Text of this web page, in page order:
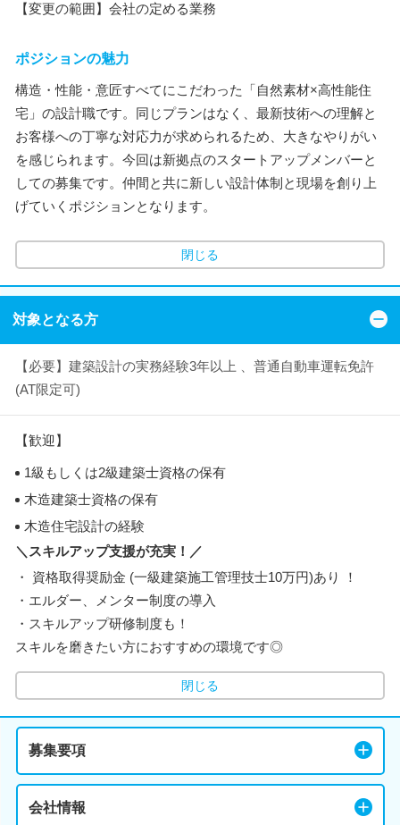
【変更の範囲】会社の定める業務
ポジションの魅力
構造・性能・意匠すべてにこだわった「自然素材×高性能住
宅」の設計職です。同じプランはなく、最新技術への理解と
お客様への丁寧な対応力が求められるため、大きなやりがい
を感じられます。今回は新拠点のスタートアップメンバーと
しての募集です。仲間と共に新しい設計体制と現場を創り上
げていくポジションとなります。
閉じる
対象となる方
【必要】建築設計の実務経験3年以上 、普通自動車運転免許
(AT限定可)
【歓迎】
1級もしくは2級建築士資格の保有
木造建築士資格の保有
木造住宅設計の経験
＼スキルアップ支援が充実！／
・ 資格取得奨励金 (一級建築施工管理技士10万円)あり ！
・エルダー、メンター制度の導入
・スキルアップ研修制度も！
スキルを磨きたい方におすすめの環境です◎
閉じる
募集要項
会社情報